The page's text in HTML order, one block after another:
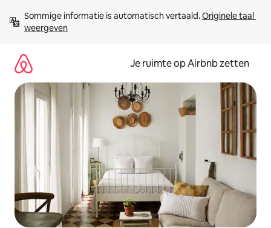
direct
naar
Sommige informatie is automatisch vertaald. Originele taal
weergeven
Je ruimte op Airbnb zetten